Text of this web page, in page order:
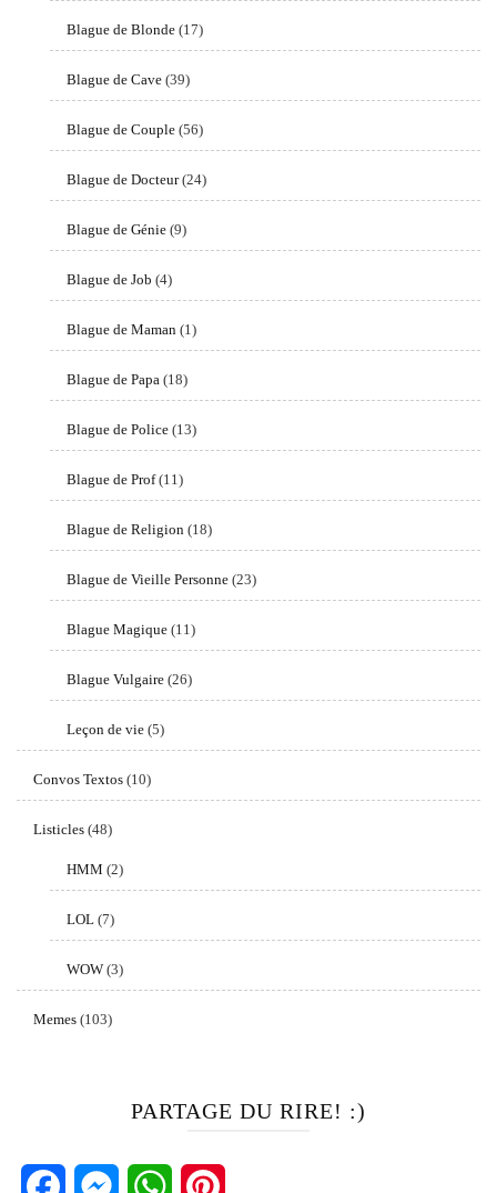
Blague de Blonde (17)
Blague de Cave (39)
Blague de Couple (56)
Blague de Docteur(24)
Blague de Génie (9)
Blague de Job (4)
Blague de Maman (1)
Blague de Papa (18)
Blague de Police (13)
Blague de Prof(11)
Blague de Religion (18)
Blague de Vieille Personne (23)
Blague Magique (11)
Blague Vulgaire (26)
Leçon de vie (5)
Convos Textos (10)
Listicles (48)
HMM (2)
LOL (7)
WOW (3)
Memes (103)
PARTAGE DU RIRE! :)